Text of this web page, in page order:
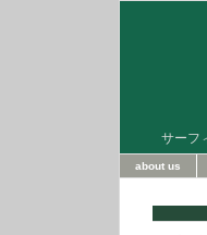
サーフ
about us